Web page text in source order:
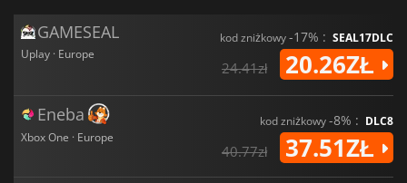
GAMESEAL
Uplay · Europe
kod zniżkowy-17% : SEAL17DLC
24.41zł 20.26ZŁ
Eneba
Xbox One · Europe
kod zniżkowy-8% : DLC8
40.77zł 37.51ZŁ